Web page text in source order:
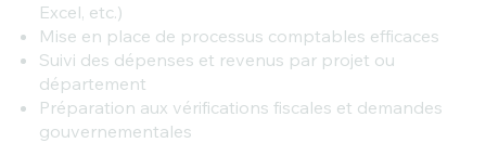
Excel, etc.)
Mise en place de processus comptables efficaces
Suivi des dépenses et revenus par projet ou
département
Préparation aux vérifications fiscales et demandes
gouvernementales